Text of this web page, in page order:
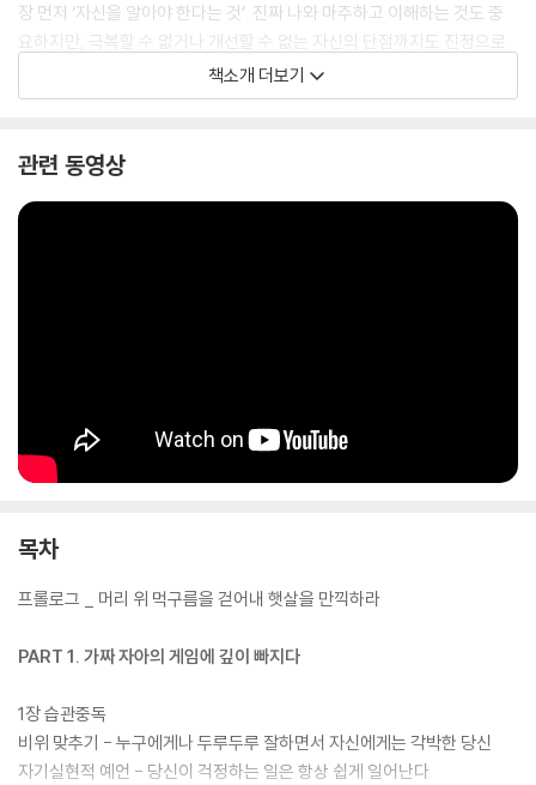
장 먼저 ‘자신을 알아야 한다는 것’. 진짜 나와 마주하고 이해하는 것도 중
요하지만, 극복할 수 없거나 개선할 수 없는 자신의 단점까지도 진정으로
받아들일 때 지금까지 한 번도 경험하지 못했던 행복을 누릴 수 있다고 강
조한다.
이 책은 진정한 자아를 찾아 떠나는 여행을 위한 안내서이다. 드러내기 두
고통에서 벗어나는 방법을 알려준다. 자신을 명확하게 이해하고 받아들일
책소개 더보기
관련 동영상
목차
프롤로그 _ 머리 위 먹구름을 걷어내 햇살을 만끽하라
PART 1. 가짜 자아의 게임에 깊이 빠지다
1장 습관중독
비위 맞추기 - 누구에게나 두루두루 잘하면서 자신에게는 각박한 당신
자기실현적 예언 - 당신이 걱정하는 일은 항상 쉽게 일어난다